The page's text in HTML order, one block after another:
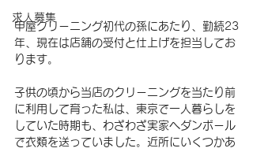
求人募集
甲屋クリーニング初代の孫にあたり、勤続23
年、現在は店舗の受付と仕上げを担当してお
ります。
子供の頃から当店のクリーニングを当たり前
に利用して育った私は、東京で一人暮らしを
していた時期も、わざわざ実家へダンボール
で衣類を送っていました。近所にいくつかあ